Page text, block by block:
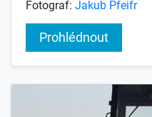
Fotograf: Jakub Pfeifr
Prohlédnout